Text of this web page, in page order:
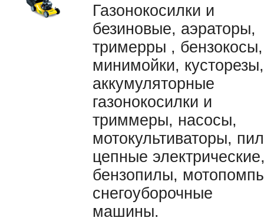
Газонокосилки и
безиновые, аэраторы,
тримерры , бензокосы,
минимойки, кусторезы,
аккумуляторные
газонокосилки и
триммеры, насосы,
мотокультиваторы,
цепные
бензопилы,
снегоуборочные
машины.